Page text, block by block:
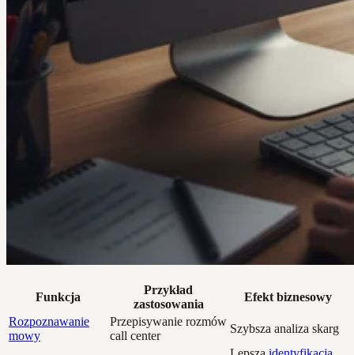
Funkcja
Przykład
zastosowania
Efekt biznesowy
Rozpoznawanie
mowy
Przepisywanie rozmów
call center
Szybsza analiza skarg